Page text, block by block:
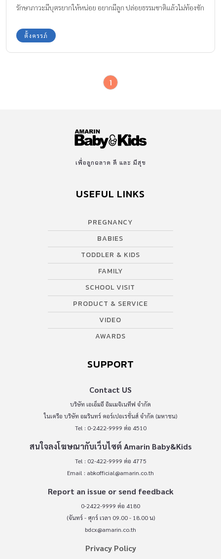
รักษาภาวะมีบุตรยากให้หน่อย อยากมีลูก ปล่อยธรรมชาติแล้วไม่ท้องซัก
ตั้งครรภ์
1
เพื่อลูกฉลาด ดี และ มีสุข
USEFUL LINKS
PREGNANCY
BABIES
TODDLER & KIDS
FAMILY
SCHOOL VISIT
PRODUCT & SERVICE
VIDEO
AWARDS
SUPPORT
Contact US
บริษัท เอเอ็มอี อิมเมจิเนทีฟ จำกัด
ในเครือ บริษัท อมรินทร์ คอร์เปอเรชั่นส์ จำกัด (มหาชน)
Tel : 0-2422-9999 ต่อ 4510
สนใจลงโฆษณากับเว็บไซต์ Amarin Baby&Kids
Tel : 02-422-9999 ต่อ 4775
Email : abkofficial@amarin.co.th
Report an issue or send feedback
0-2422-9999 ต่อ 4180
(จันทร์ - ศุกร์ เวลา 09.00 - 18.00 น)
bdcx@amarin.co.th
Privacy Policy